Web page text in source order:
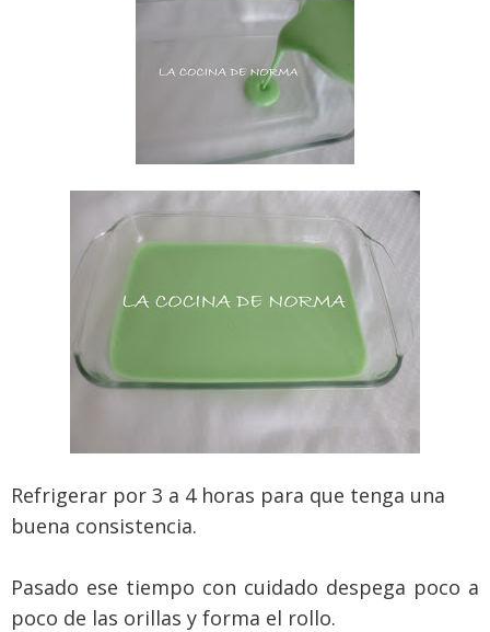
Refrigerar por 3 a 4 horas para que tenga una
buena consistencia.
Pasado ese tiempo con cuidado despega poco a
poco de las orillas y forma el rollo.